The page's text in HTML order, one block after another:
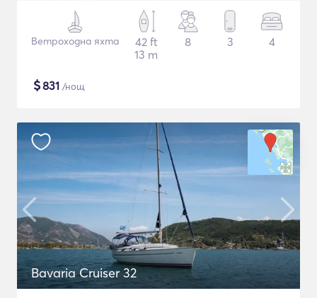
Ветроходна яхта
42 ft
13 m
8 3 4
$831 /нощ
Bavaria Cruiser 32